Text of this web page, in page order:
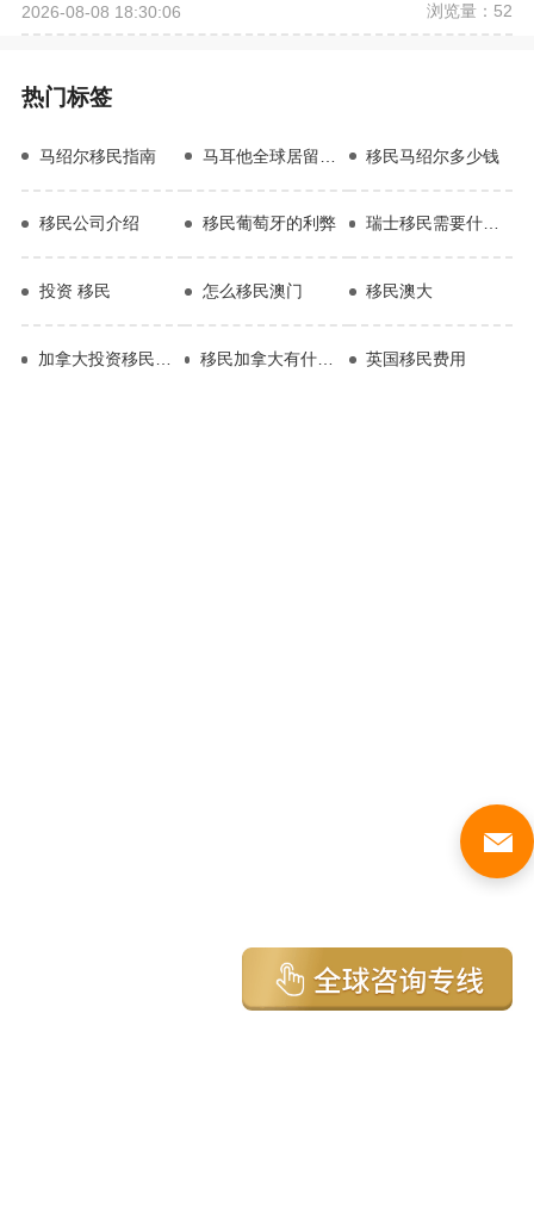
2026-08-08 18:30:06 浏览量：52
热门标签
马绍尔移民指南 移民马绍尔多少钱
移民公司介绍 移民葡萄牙的利弊 瑞士移民需要什么条件
投资 移民 怎么移民澳门 移民澳大
移民加拿大有什么好处和坏处 英国移民费用